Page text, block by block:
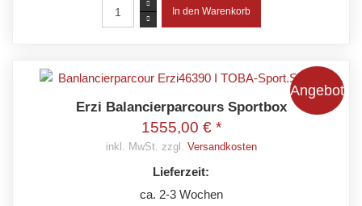
Angebot
Erzi Balancierparcours Sportbox
1555,00 € *
inkl. MwSt. zzgl. Versandkosten
Lieferzeit:
ca. 2-3 Wochen